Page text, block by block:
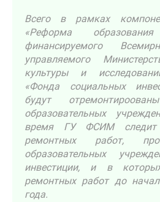
Всего в рамках
«Реформа
финансируемого
управляемого
культуры и
«Фонда социальных
будут
образовательных
время ГУ ФСИМ следит
ремонтных работ,
образовательных
инвестиции, и в
ремонтных работ до
года.